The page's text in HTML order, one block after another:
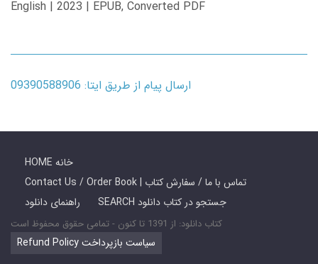
English | 2023 | EPUB, Converted PDF
ارسال پیام از طریق ایتا: 09390588906
HOME خانه
Contact Us / Order Book | تماس با ما / سفارش کتاب
راهنمای دانلود
SEARCH جستجو در کتاب دانلود
کتاب دانلود: از 1391 تا کنون - تمامی حقوق محفوظ است
Refund Policy سیاست بازپرداخت